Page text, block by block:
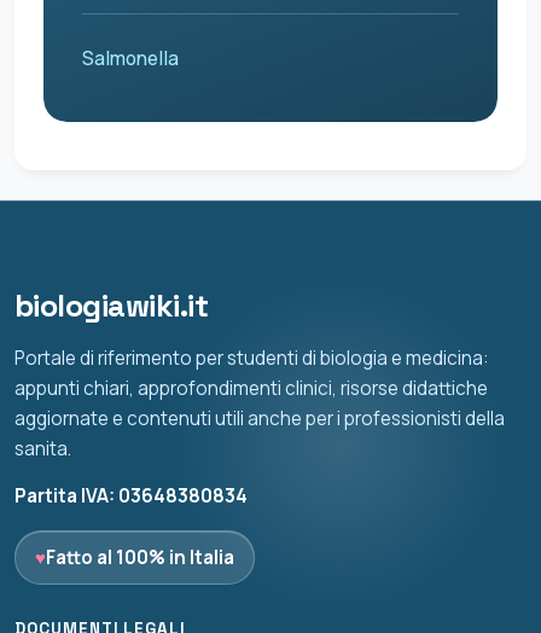
Salmonella
biologiawiki.it
Portale di riferimento per studenti di biologia e medicina:
appunti chiari, approfondimenti clinici, risorse didattiche
aggiornate e contenuti utili anche per i professionisti della
sanita.
Partita IVA: 03648380834
♥Fatto al 100% in Italia
DOCUMENTI LEGALI